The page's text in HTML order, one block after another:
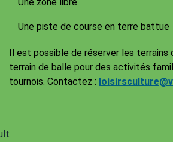
Une zone libre
Une piste de course en terre battue
Il est possible de réserver les
terrain de balle pour des activités
tournois. Contactez :